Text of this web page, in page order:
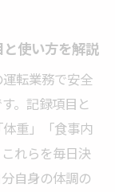
使い方を解説
転業務で安全
。記録項目と
重」「食事内
れらを毎日決
自身の体調の